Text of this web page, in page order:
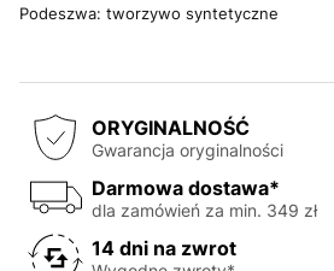
Podeszwa: tworzywo syntetyczne
ORYGINALNOŚĆ
Gwarancja oryginalności
Darmowa dostawa*
dla zamówień za min. 349 zł
14 dni na zwrot